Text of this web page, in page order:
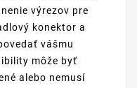
výrezov pre
konektor a
vášmu
môže byť
alebo nemusí